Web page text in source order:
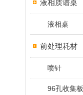
液相质谱桌
液相桌
前处理耗材
喷针
96孔收集板